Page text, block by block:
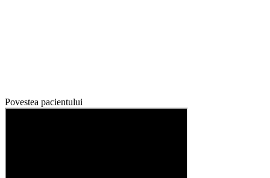
Povestea pacientului